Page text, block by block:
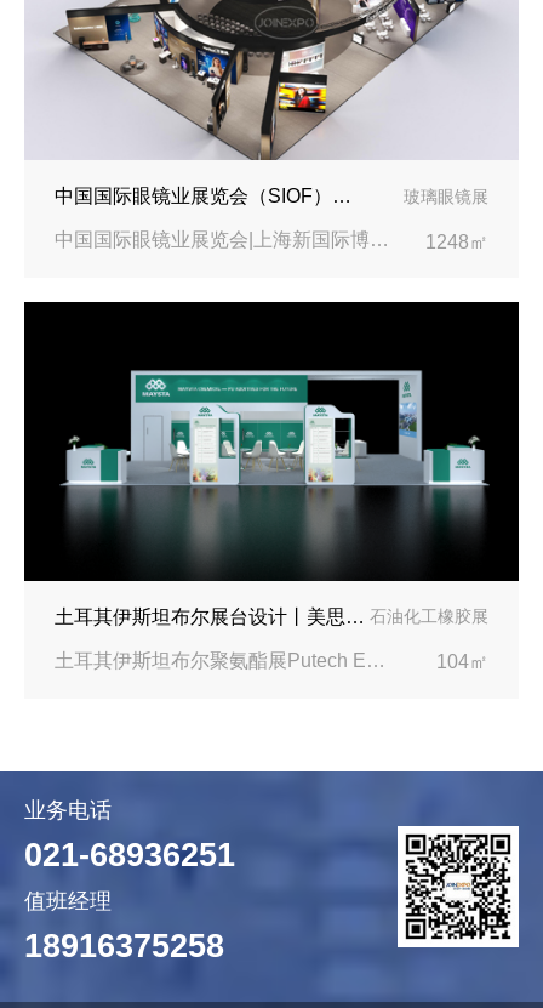
中国国际眼镜业展览会（SIOF）‌展台设计搭建-眼镜业巨头依视路陆逊梯卡 玻璃眼镜展
中国国际眼镜业展览会|上海新国际博览中心‌ 1248㎡
土耳其伊斯坦布尔展台设计丨美思德创新产品，打造聚氨酯行业标杆 石油化工橡胶展
土耳其伊斯坦布尔聚氨酯展Putech Eurasia|土耳其国际会展中心 104㎡
业务电话
021-68936251
值班经理
18916375258